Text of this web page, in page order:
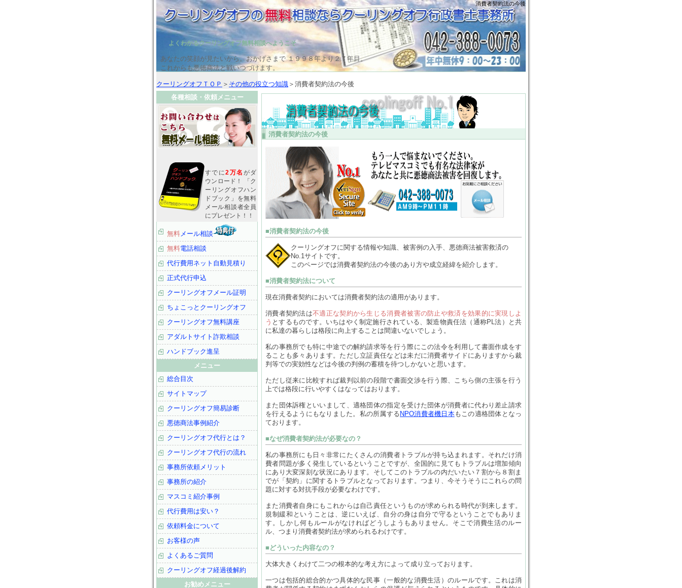
消費者契約法の今後
よくわかるクーリングオフ無料相談へようこそ
あなたの笑顔が見たいから。おかげさまで １９９８年より２７年目。
これからも悪徳商法と戦いつづけます。
クーリングオフＴＯＰ ＞ その他の役立つ知識 ＞消費者契約法の今後
消費者契約法の今後
■消費者契約法の今後
クーリングオフに関する情報や知識、被害例の入手、悪徳商法被害救済の
No.1サイトです。
このページでは消費者契約法の今後のあり方や成立経緯を紹介します。
■消費者契約法について
現在消費者契約においては消費者契約法の適用があります。
消費者契約法は不適正な契約から生じる消費者被害の防止や救済を効果的に実現しよ
う とするものです。いちはやく制定施行されている、製造物責任法（通称PL法）と共
に私達の暮らしは格段に向上することは間違いないでしょう。
私の事務所でも特に中途での解約請求等を行う際にこの法令を利用して書面作成をす
ることも多々あります。ただし立証責任などは未だに消費者サイドにありますから裁
判等での実効性などは今後の判例の蓄積を待つしかないと思います。
ただし従来に比較すれば裁判以前の段階で書面交渉を行う際、こちら側の主張を行う
上では格段に行いやすくはなってはおります。
また団体訴権といいまして、適格団体の指定を受けた団体が消費者に代わり差止請求
を行えるようにもなりました。私の所属する NPO消費者機日本もこの適格団体となっ
ております。
■なぜ消費者契約法が必要なの？
私の事務所にも日々非常にたくさんの消費者トラブルが持ち込まれます。それだけ消
費者問題が多く発生しているということですが、全国的に見てもトラブルは増加傾向
にあり大変深刻な状況にあります。そしてこのトラブルの内だいたい７割から８割ま
でが「契約」に関するトラブルとなっております。つまり、今そうそうにこれらの問
題に対する対抗手段が必要なわけです。
また消費者自身にもこれからは自己責任というものが求められる時代が到来します。
規制緩和ということは、逆にいえば、自分の身は自分で守るということでもありま
す。しかし何もルールがなければどうしようもありません。そこで消費生活のルー
ル、つまり消費者契約法が求められるわけです。
■どういった内容なの？
大体大きくわけて二つの根本的な考え方によって成り立っております。
一つは包括的総合的かつ具体的な民事（一般的な消費生活）のルールです。これは消
各種相談・依頼メニュー
すでに2万名 がダ
ウンロード！ 「ク
ーリングオフハン
ドブック」を無料
メール相談者全員
にプレゼント！！
無料メール相談
無料電話相談
代行費用ネット自動見積り
正式代行申込
クーリングオフメール証明
ちょこっとクーリングオフ
クーリングオフ無料講座
アダルトサイト詐欺相談
ハンドブック進呈
メニュー
総合目次
サイトマップ
クーリングオフ簡易診断
悪徳商法事例紹介
クーリングオフ代行とは？
クーリングオフ代行の流れ
事務所依頼メリット
事務所の紹介
マスコミ紹介事例
代行費用は安い？
依頼料金について
お客様の声
よくあるご質問
クーリングオフ経過後解約
お勧めメニュー